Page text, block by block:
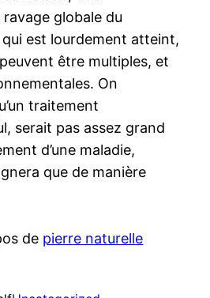
ravage globale du
est lourdement atteint,
être multiples, et
On
traitement
serait pas assez grand
d’une maladie,
que de manière
de pierre naturelle